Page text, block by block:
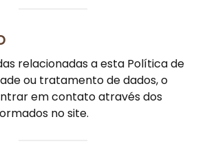
relacionadas a esta Política de
ou tratamento de dados, o
em contato através dos
no site.